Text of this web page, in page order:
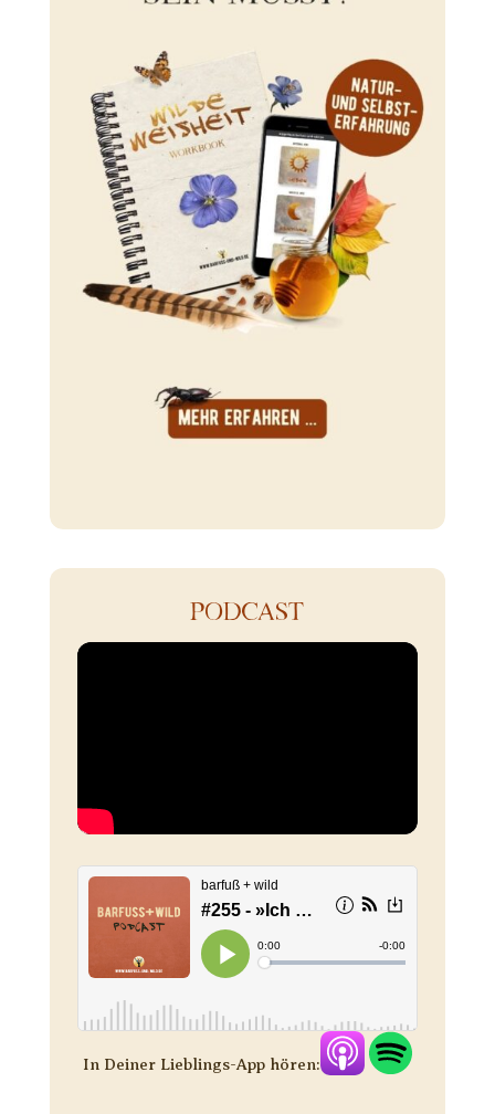
PODCAST
In Deiner Lieblings-App hören: